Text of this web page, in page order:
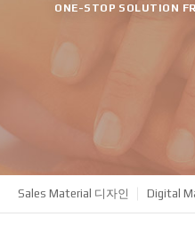
ONE-STOP SOLUTION
Sales Material 디자인 Digital